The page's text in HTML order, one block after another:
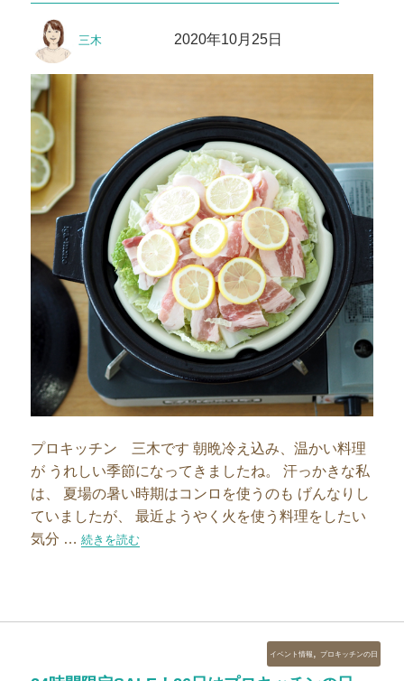
稿
三木 2020年10月25日
プロキッチン 三木です 朝晩冷え込み、温かい料理
が うれしい季節になってきましたね。 汗っかきな私
は、 夏場の暑い時期はコンロを使うのも げんなりし
ていましたが、 最近ようやく火を使う料理をしたい
気分 …“長谷園のビストロ蒸し鍋、使ってみました”の
続きを読む
カ
テ
イベント情報 , プロキッチンの日